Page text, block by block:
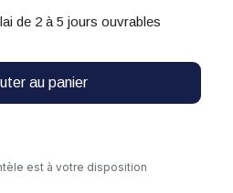
de 2 à 5 jours ouvrables
au panier
est à votre disposition